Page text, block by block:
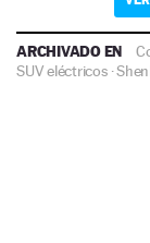
ARCHIVADO EN
SUV eléctricos·